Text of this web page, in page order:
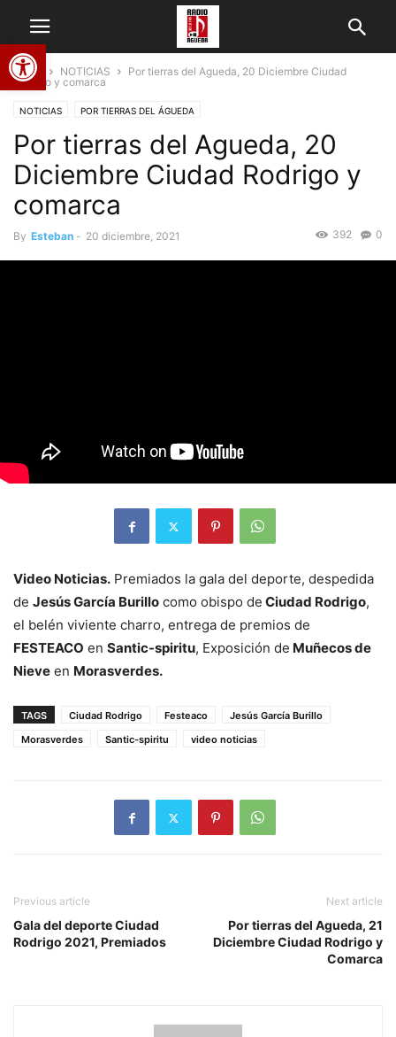
Abrir barra de herramientas
Home NOTICIAS
Por tierras del Agueda, 20 Diciembre Ciudad
Rodrigo y comarca
NOTICIAS POR TIERRAS DEL ÁGUEDA
Por tierras del Agueda, 20
Diciembre Ciudad Rodrigo y
comarca
By Esteban - 20 diciembre, 2021 0
392
Video Noticias. Premiados la gala del deporte, despedida
de Jesús García Burillo como obispo de Ciudad Rodrigo,
el belén viviente charro, entrega de premios de
FESTEACO en Santic-spiritu, Exposición de Muñecos de
Nieve en Morasverdes.
TAGS Ciudad Rodrigo Festeaco
Jesús García Burillo
Morasverdes
Santic-spiritu video noticias
Previous article
Gala del deporte Ciudad
Rodrigo 2021, Premiados
Next article
Por tierras del Agueda, 21
Diciembre Ciudad Rodrigo y
Comarca